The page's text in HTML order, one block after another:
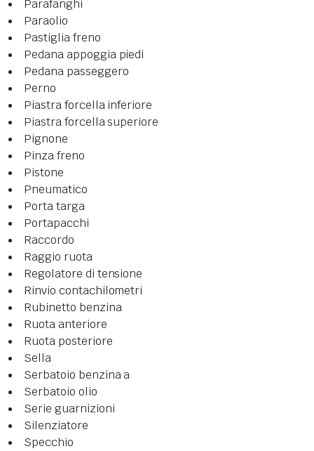
Parafanghi
Paraolio
Pastiglia freno
Pedana appoggia piedi
Pedana passeggero
Perno
Piastra forcella inferiore
Piastra forcella superiore
Pignone
Pinza freno
Pistone
Pneumatico
Porta targa
Portapacchi
Raccordo
Raggio ruota
Regolatore di tensione
Rinvio contachilometri
Rubinetto benzina
Ruota anteriore
Ruota posteriore
Sella
Serbatoio benzina a
Serbatoio olio
Serie guarnizioni
Silenziatore
Specchio